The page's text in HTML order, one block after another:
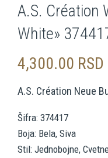
A.S. Création
White»
4,300.00 RSD
A.S. Création Neue
Šifra: 374417
Boja: Bela, Siva
Stil: Jednobojne,